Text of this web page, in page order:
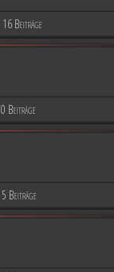
16 Beiträge
0 Beiträge
5 Beiträge